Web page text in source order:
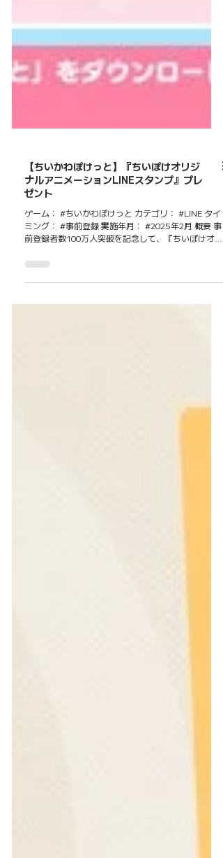
【ちいかわぽけっと】『ちいぽけオリジ
ナルアニメーションLINEスタンプ』プレ
ゼント
ミング： #事前登録 実施年月： #2025年2月 概要 事
前登録者数100万人突破を記念して、『ちいぽけオリ
が決定🎁 アプリをダウンロードした方全員が無料で